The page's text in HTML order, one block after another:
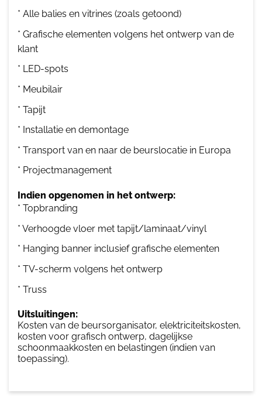
* Alle balies en vitrines (zoals getoond)
* Grafische elementen volgens het ontwerp van de
klant
* LED-spots
* Meubilair
* Tapijt
* Installatie en demontage
* Transport van en naar de beurslocatie in Europa
* Projectmanagement
Indien opgenomen in het ontwerp:
* Topbranding
* Verhoogde vloer met tapijt/laminaat/vinyl
* Hanging banner inclusief grafische elementen
* TV-scherm volgens het ontwerp
* Truss
Uitsluitingen:
Kosten van de beursorganisator, elektriciteitskosten,
kosten voor grafisch ontwerp, dagelijkse
schoonmaakkosten en belastingen (indien van
toepassing).